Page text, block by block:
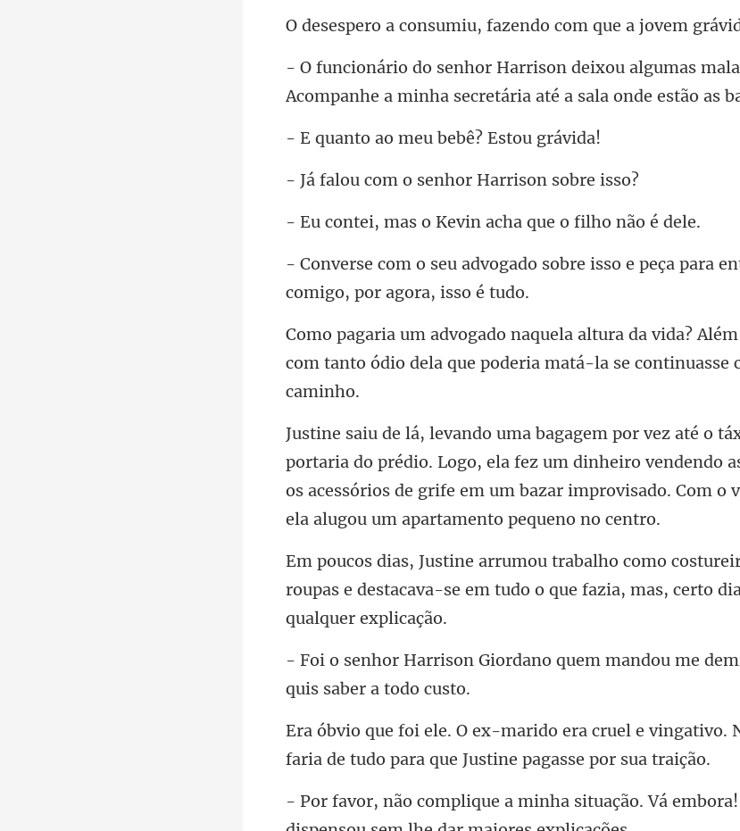
, fazendo com que a jo
mas
Acompanhe a minh
o meu bebê?
o senhor Harr
o Kevin acha que
e isso e peça para
lém
com tanto ódio dela que pod
édio. Logo, ela fez um dinheiro vendendo
os acessórios de grife em u
roupas e destacava-se em tudo o que fazia
quem mandou me
e vingativo.
faria de t
ação. Vá